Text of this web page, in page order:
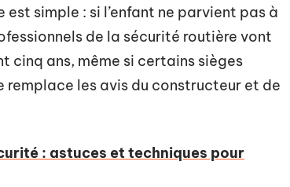
simple : si l’enfant ne parvient pas à
de la sécurité routière vont
cinq ans, même si certains sièges
les avis du constructeur et de
: astuces et techniques pour